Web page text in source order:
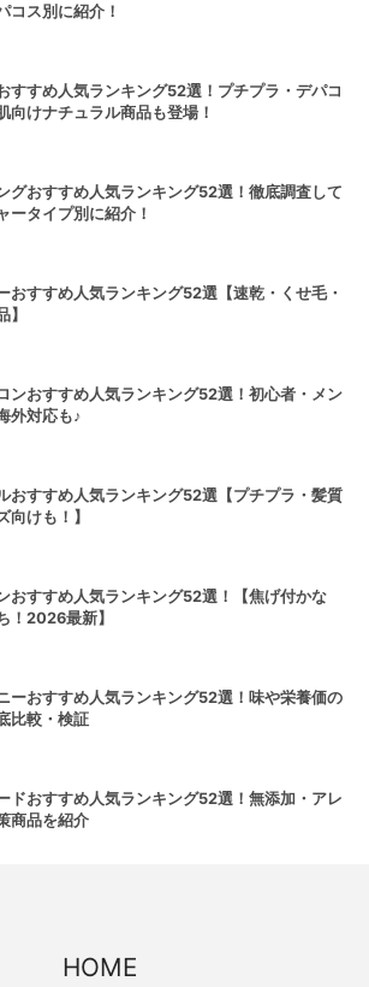
コス別に紹介！
すすめ人気ランキング52選！プチプラ・デパコ
向けナチュラル商品も登場！
グおすすめ人気ランキング52選！徹底調査して
ータイプ別に紹介！
おすすめ人気ランキング52選【速乾・くせ毛・
】
ンおすすめ人気ランキング52選！初心者・メン
外対応も♪
おすすめ人気ランキング52選【プチプラ・髪質
向けも！】
おすすめ人気ランキング52選！【焦げ付かな
！2026最新】
ーおすすめ人気ランキング52選！味や栄養価の
比較・検証
ドおすすめ人気ランキング52選！無添加・アレ
商品を紹介
HOME